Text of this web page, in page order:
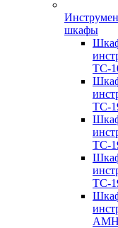
шкафы
TC-
TC-
TC-
TC-